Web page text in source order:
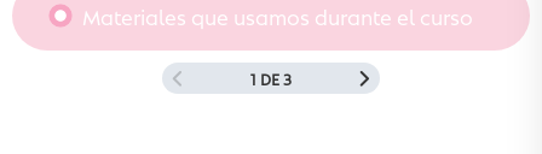
Materiales que usamos durante el curso
1 DE 3